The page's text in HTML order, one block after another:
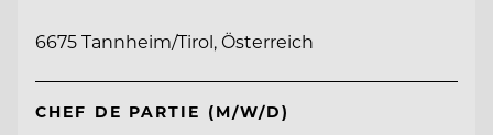
6675 Tannheim/Tirol, Österreich
CHEF DE PARTIE (M/W/D)